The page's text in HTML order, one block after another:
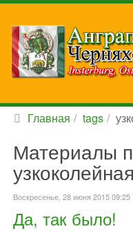
Главная tags
Материалы
Воскресенье, 28 июня 2015 09:25
Да, так было!